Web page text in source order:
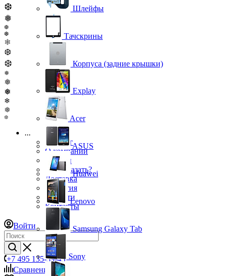
❆
❅
❆
❆
❄
❆
❆
❅
❅
❅
❄
❅
❆
...
Каталог
О компании
Бренды
Как заказать?
Доставка
Гарантия
Новости
Контакты
Войти
+7 495 135-39-43
Сравнение
0
Шлейфы
Тачскрины
Корпуса (задние крышки)
Explay
Acer
ASUS
Huawei
Lenovo
Samsung Galaxy Tab
Sony